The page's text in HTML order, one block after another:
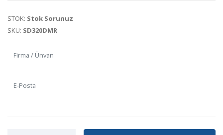
STOK: Stok Sorunuz
SKU: SD320DMR